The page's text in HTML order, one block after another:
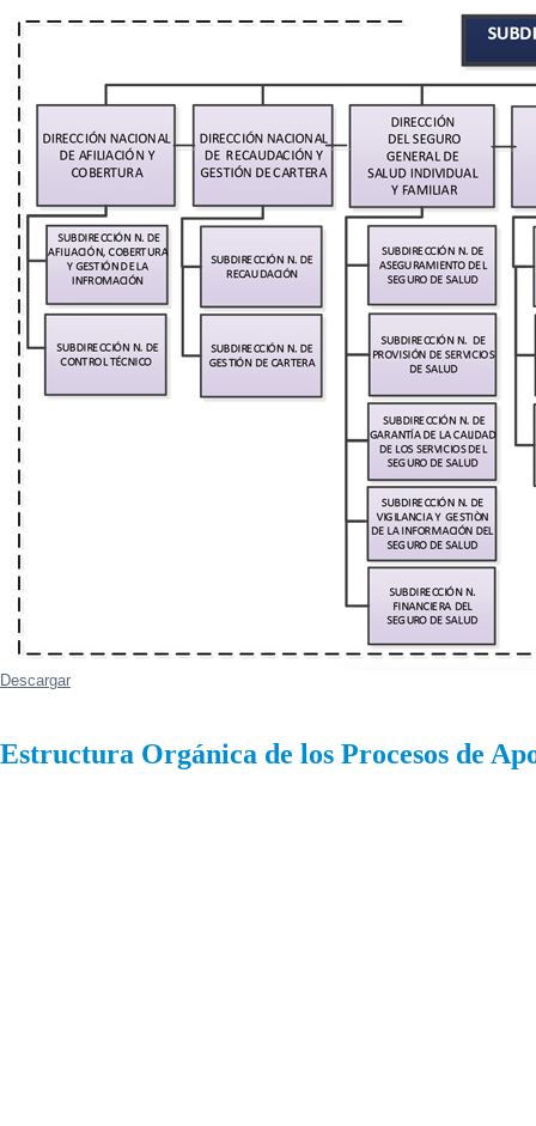
Descargar
Estructura Orgánica de los Procesos de